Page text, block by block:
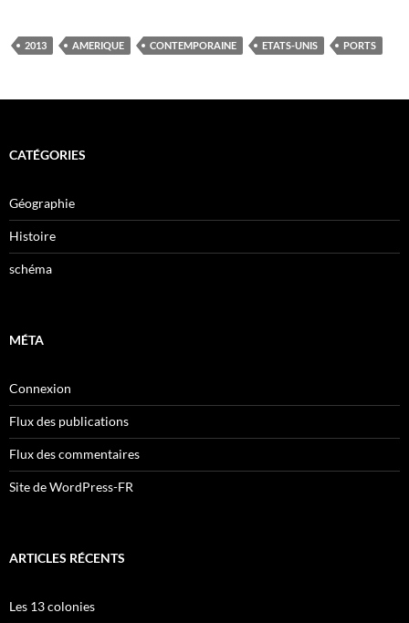
2013 AMERIQUE CONTEMPORAINE ETATS-UNIS PORTS
CATÉGORIES
Géographie
Histoire
schéma
MÉTA
Connexion
Flux des publications
Flux des commentaires
Site de WordPress-FR
ARTICLES RÉCENTS
Les 13 colonies